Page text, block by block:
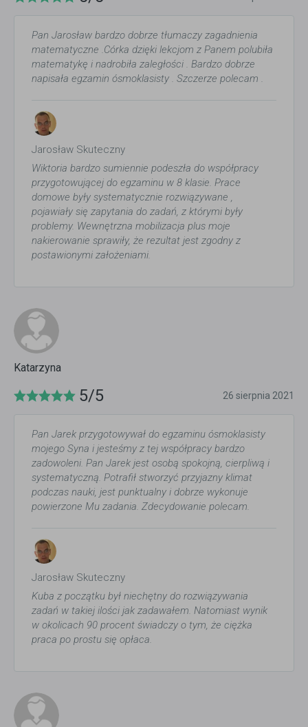
Pan Jarosław bardzo dobrze tłumaczy zagadnienia
matematyczne .Córka dzięki lekcjom z Panem polubiła
matematykę i nadrobiła zaległości . Bardzo dobrze
napisała egzamin ósmoklasisty . Szczerze polecam .
Jarosław Skuteczny
Wiktoria bardzo sumiennie podeszła do współpracy
przygotowującej do egzaminu w 8 klasie. Prace
domowe były systematycznie rozwiązywane ,
pojawiały się zapytania do zadań, z którymi były
problemy. Wewnętrzna mobilizacja plus moje
nakierowanie sprawiły, że rezultat jest zgodny z
postawionymi założeniami.
Katarzyna
5/5 26 sierpnia 2021
Pan Jarek przygotowywał do egzaminu ósmoklasisty
mojego Syna i jesteśmy z tej współpracy bardzo
zadowoleni. Pan Jarek jest osobą spokojną, cierpliwą i
systematyczną. Potrafił stworzyć przyjazny klimat
podczas nauki, jest punktualny i dobrze wykonuje
powierzone Mu zadania. Zdecydowanie polecam.
Jarosław Skuteczny
Kuba z początku był niechętny do rozwiązywania
zadań w takiej ilości jak zadawałem. Natomiast wynik
w okolicach 90 procent świadczy o tym, że ciężka
praca po prostu się opłaca.